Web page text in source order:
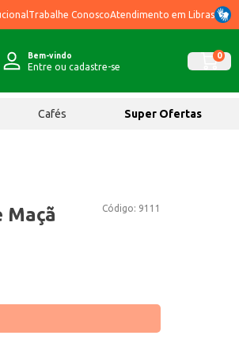
Trabalhe ConoscoAtendimento em Libras
Bem-vindo
Entre ou cadastre-se
0
Cafés Super Ofertas
Código: 9111
Maçã